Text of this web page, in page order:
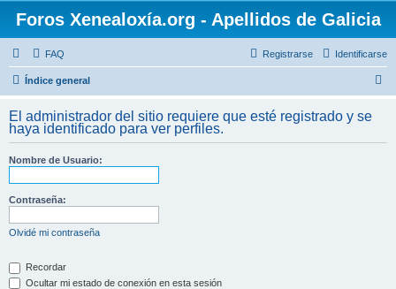
Foros Xenealoxía.org - Apellidos de Galicia
FAQ Identificarse
Registrarse
Índice general
c
El administrador del sitio requiere que esté registrado y se
haya identificado para ver perfiles.
Nombre de Usuario:
Contraseña:
Olvidé mi contraseña
Recordar
Ocultar mi estado de conexión en esta sesión